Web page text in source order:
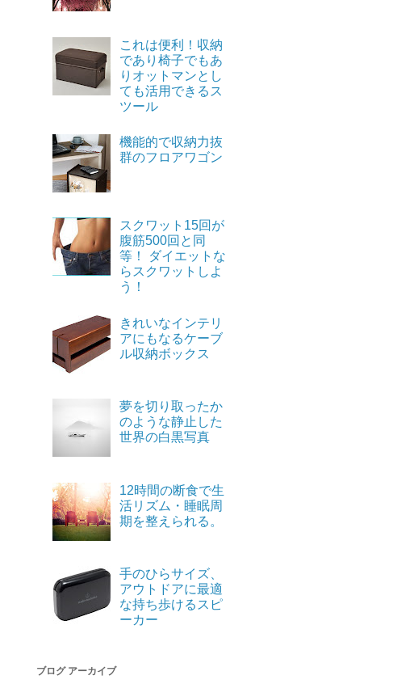
これは便利！収納
であり椅子でもあ
りオットマンとし
ても活用できるス
ツール
機能的で収納力抜
群のフロアワゴン
スクワット15回が
腹筋500回と同
等！ ダイエットな
らスクワットしよ
う！
きれいなインテリ
アにもなるケーブ
ル収納ボックス
夢を切り取ったか
のような静止した
世界の白黒写真
12時間の断食で生
活リズム・睡眠周
期を整えられる。
手のひらサイズ、
アウトドアに最適
な持ち歩けるスピ
ーカー
ブログ アーカイブ